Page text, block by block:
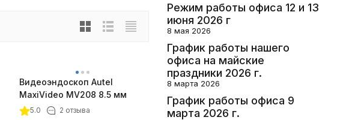
Видеоэндоскоп Autel
MaxiVideo MV208 8.5 мм
5.0 2 отзыва
Режим работы офиса 12 и 13
июня 2026 г
8 мая 2026
График работы нашего
офиса на майские
праздники 2026 г.
8 марта 2026
График работы офиса 9
марта 2026 г.